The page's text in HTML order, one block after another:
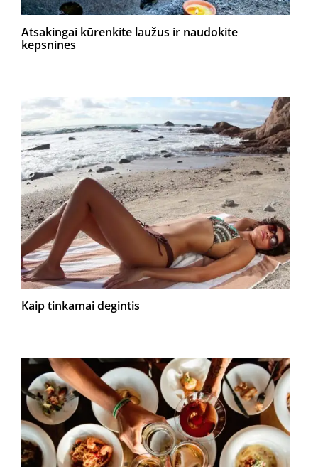
Atsakingai kūrenkite laužus ir naudokite
kepsnines
Kaip tinkamai degintis